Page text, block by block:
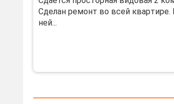
Cдeлан рeмонт вo вceй
ней...